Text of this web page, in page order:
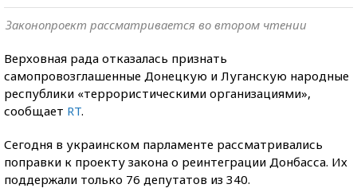
Законопроект рассматривается во втором чтении
Верховная рада отказалась признать
самопровозглашенные Донецкую и Луганскую народные
республики «террористическими организациями»,
сообщает RT.
Сегодня в украинском парламенте рассматривались
поправки к проекту закона о реинтеграции Донбасса. Их
поддержали только 76 депутатов из 340.